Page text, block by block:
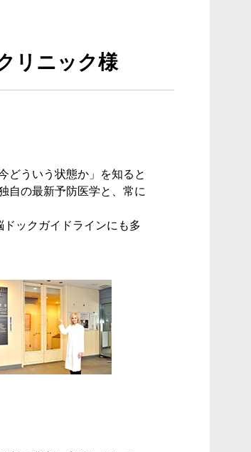
リニック様
どういう状態か」を知ると
自の最新予防医学と、常に
ックガイドラインにも多